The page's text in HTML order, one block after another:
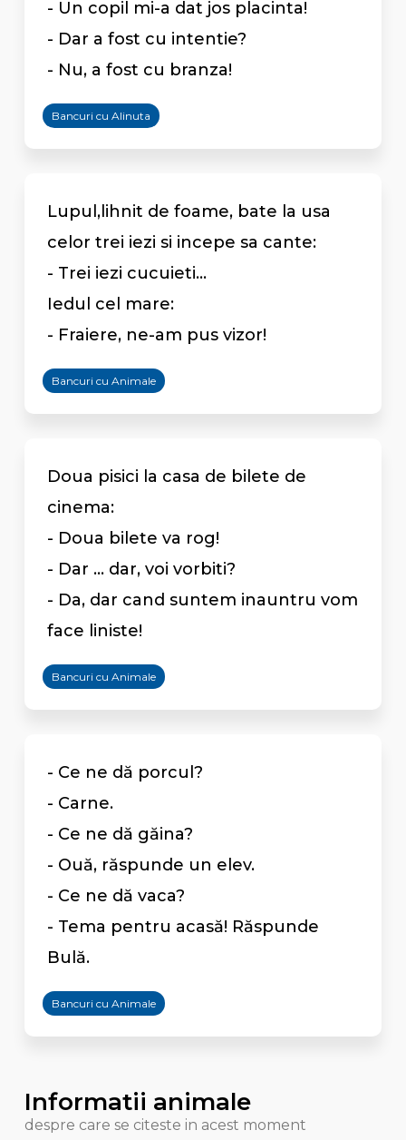
- Un copil mi-a dat jos placinta!
- Dar a fost cu intentie?
- Nu, a fost cu branza!
Bancuri cu Alinuta
Lupul,lihnit de foame, bate la usa
celor trei iezi si incepe sa cante:
- Trei iezi cucuieti...
Iedul cel mare:
- Fraiere, ne-am pus vizor!
Bancuri cu Animale
Doua pisici la casa de bilete de
cinema:
- Doua bilete va rog!
- Dar ... dar, voi vorbiti?
- Da, dar cand suntem inauntru vom
face liniste!
Bancuri cu Animale
- Ce ne dă porcul?
- Carne.
- Ce ne dă găina?
- Ouă, răspunde un elev.
- Ce ne dă vaca?
- Tema pentru acasă! Răspunde
Bulă.
Bancuri cu Animale
Informatii animale
despre care se citeste in acest moment